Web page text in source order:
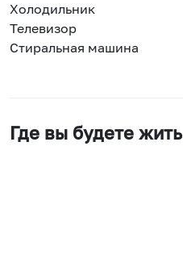
Холодильник
Телевизор
Стиральная машина
Где вы будете жить